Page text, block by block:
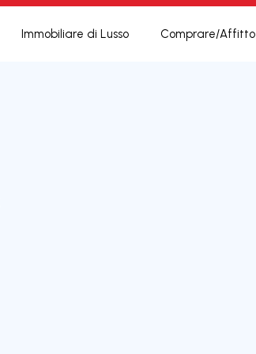
Immobiliare di Lusso Comprare/Affitto